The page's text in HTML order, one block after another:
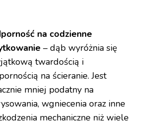
na codzienne
– dąb wyróżnia się
twardością i
na ścieranie. Jest
mniej podatny na
wgniecenia oraz inne
mechaniczne niż wiele